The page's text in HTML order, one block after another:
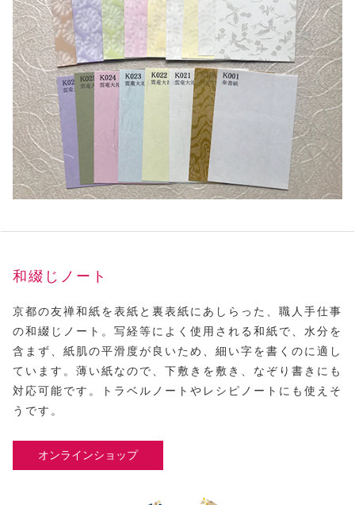
和綴じノート
京都の友禅和紙を表紙と裏表紙にあしらった、職人手仕事
の和綴じノート。写経等によく使用される和紙で、水分を
含まず、紙肌の平滑度が良いため、細い字を書くのに適し
ています。薄い紙なので、下敷きを敷き、なぞり書きにも
対応可能です。トラベルノートやレシピノートにも使えそ
うです。
オンラインショップ